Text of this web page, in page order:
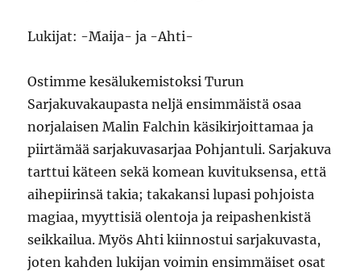
Lukijat: -Maija- ja -Ahti-
Ostimme kesälukemistoksi Turun
Sarjakuvakaupasta neljä ensimmäistä osaa
norjalaisen Malin Falchin käsikirjoittamaa ja
piirtämää sarjakuvasarjaa Pohjantuli. Sarjakuva
tarttui käteen sekä komean kuvituksensa, että
aihepiirinsä takia; takakansi lupasi pohjoista
magiaa, myyttisiä olentoja ja reipashenkistä
seikkailua. Myös Ahti kiinnostui sarjakuvasta,
joten kahden lukijan voimin ensimmäiset osat